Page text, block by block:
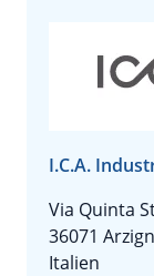
I.C.A.
Via Quinta
36071
Italien